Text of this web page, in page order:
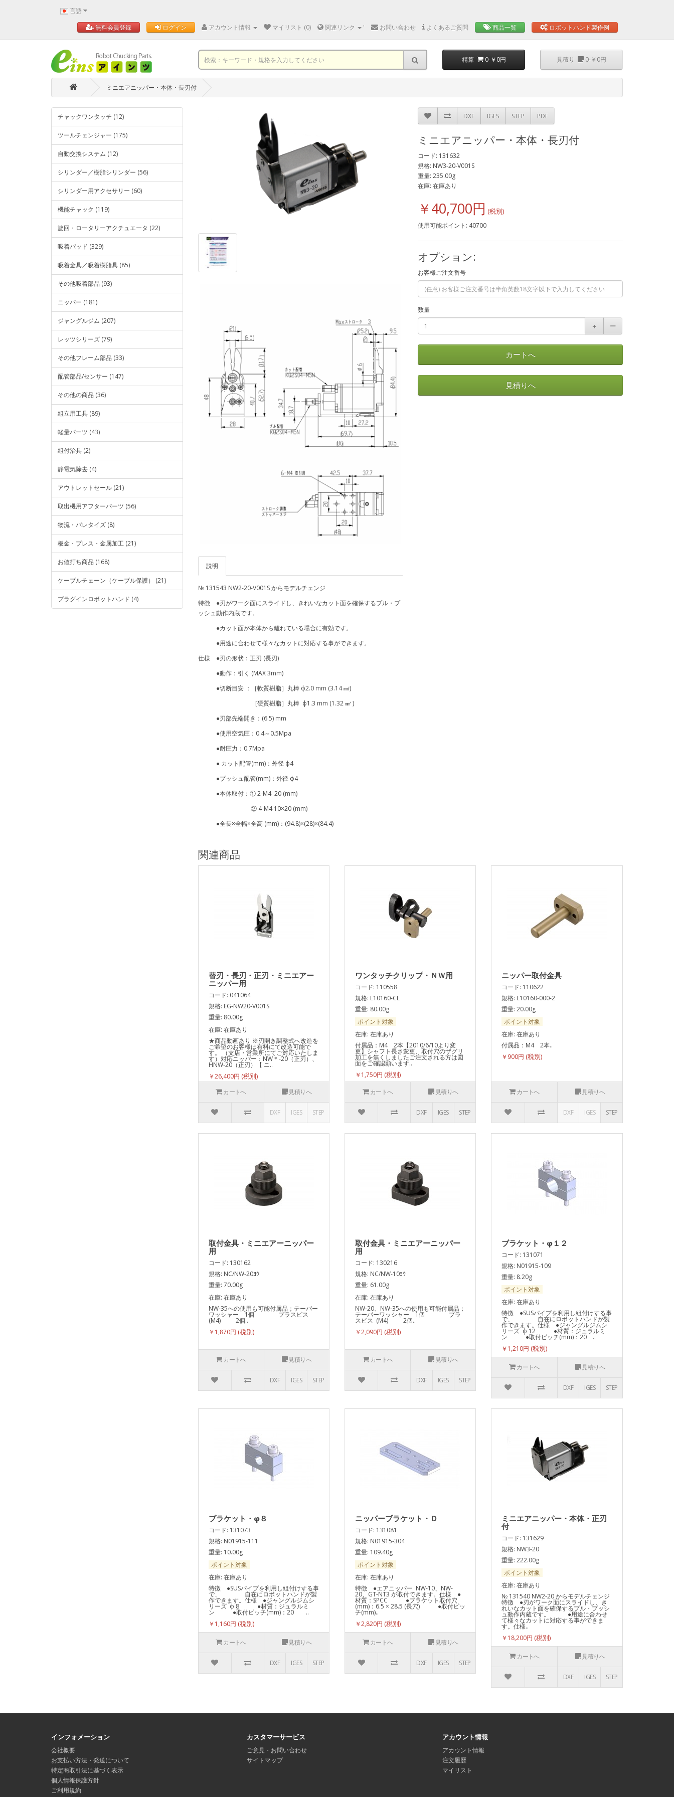
言語
無料会員登録
ログイン アカウント情報 マイリスト (0) 関連リンク ' お問い合わせ よくあるご質問 商品一覧 ロボットハンド製作例
精算 0-￥0円 見積り 0-￥0円
ミニエアニッパー・本体・長刃付
チャックワンタッチ (12)
ツールチェンジャー (175)
自動交換システム (12)
シリンダー／樹脂シリンダー (56)
シリンダー用アクセサリー (60)
機能チャック (119)
旋回・ロータリーアクチュエータ (22)
吸着パッド (329)
吸着金具／吸着樹脂具 (85)
その他吸着部品 (93)
ニッパー (181)
ジャングルジム (207)
レッツシリーズ (79)
その他フレーム部品 (33)
配管部品/センサー (147)
その他の商品 (36)
組立用工具 (89)
軽量パーツ (43)
組付治具 (2)
静電気除去 (4)
アウトレットセール (21)
取出機用アフターパーツ (56)
物流・パレタイズ (8)
板金・プレス・金属加工 (21)
お値打ち商品 (168)
ケーブルチェーン（ケーブル保護） (21)
プラグインロボットハンド (4)
説明
№ 131543 NW2-20-V001S からモデルチェンジ
特徴 ●刃がワーク面にスライドし、きれいなカット面を確保するプル・プ
ッシュ動作内蔵です。
●カット面が本体から離れている場合に有効です。
●用途に合わせて様々なカットに対応する事ができます。
仕様 ●刃の形状：正刃 (長刃)
●動作：引く (MAX 3mm)
●切断目安 ：［軟質樹脂］丸棒 ф2.0 mm (3.14 ㎟)
[硬質樹脂］丸棒 ф1.3 mm (1.32 ㎟ )
●刃部先端開き：(6.5) mm
●使用空気圧：0.4～0.5Mpa
●耐圧力：0.7Mpa
● カット配管(mm)：外径 ф4
●プッシュ配管(mm)：外径 ф4
●本体取付：① 2-M4 20 (mm)
② 4-M4 10×20 (mm)
●全長×全幅×全高 (mm)：(94.8)×(28)×(84.4)
DXF IGES STEP PDF
ミニエアニッパー・本体・長刃付
コード: 131632
規格: NW3-20-V001S
重量: 235.00g
在庫: 在庫あり
￥40,700円
使用可能ポイント: 40700
オプション:
お客様ご注文番号
数量
＋
ー
カートへ
見積りへ
関連商品
替刃・長刃・正刃・ミニエアー
ニッパー用
コード: 041064
規格: EG-NW20-V001S
重量: 80.00g
在庫: 在庫あり
★商品動画あり ※刃開き調整式へ改造を
ご希望のお客様は有料にて改造可能で
す。 （支店・営業所にてご対応いたしま
す）対応ニッパー：NW＊-20（正刃）、
HNW-20（正刃）【 ニ..
￥26,400円
カートへ
見積りへ
DXF IGES STEP
ワンタッチクリップ・ＮＷ用
コード: 110558
規格: L10160-CL
重量: 80.00g
ポイント対象
在庫: 在庫あり
付属品：M4 2本【2010/6/10より変
更】シャフト長さ変更、取付穴のザグリ
加工を無くしましたご注文される方は図
面をご確認願います..
￥1,750円
カートへ
見積りへ
DXF IGES STEP
ニッパー取付金具
コード: 110622
規格: L10160-000-2
重量: 20.00g
ポイント対象
在庫: 在庫あり
付属品：M4 2本..
￥900円
カートへ 見積りへ
DXF IGES STEP
取付金具・ミニエアーニッパー
用
コード: 130162
規格: NC/NW-20ﾖｳ
重量: 70.00g
在庫: 在庫あり
NW-35への使用も可能付属品；テーパー
ワッシャー 1個 プラスビス
(M4) 2個..
￥1,870円
カートへ 見積りへ
DXF IGES STEP
取付金具・ミニエアーニッパー
用
コード: 130216
規格: NC/NW-10ﾖｳ
重量: 61.00g
在庫: 在庫あり
NW-20、NW-35への使用も可能付属品；
テーパーワッシャー 1個 プラ
スビス (M4) 2個..
￥2,090円
カートへ 見積りへ
DXF IGES STEP
ブラケット・φ１２
コード: 131071
規格: N01915-109
重量: 8.20g
ポイント対象
在庫: 在庫あり
特徴 ●SUSパイプを利用し組付けする事
で、 自在にロボットハンドが製
作できます。仕様 ●ジャングルジムシ
リーズ ф 12 ●材質：ジュラルミ
ン ●取付ピッチ(mm)：20 ..
￥1,210円
カートへ 見積りへ
DXF IGES STEP
ブラケット・φ８
コード: 131073
規格: N01915-111
重量: 10.00g
ポイント対象
在庫: 在庫あり
特徴 ●SUSパイプを利用し組付けする事
で、 自在にロボットハンドが製
作できます。仕様 ●ジャングルジムシ
リーズ ф 8 ●材質：ジュラルミ
ン ●取付ピッチ(mm)：20 ..
￥1,160円
カートへ 見積りへ
DXF IGES STEP
ニッパーブラケット・Ｄ
コード: 131081
規格: N01915-304
重量: 109.40g
ポイント対象
在庫: 在庫あり
特徴 ●エアニッパー NW-10、NW-
20、GT-NT3 が取付できます。仕様 ●
材質：SPCC ●ブラケット取付穴
(mm)：6.5 × 28.5 (長穴) ●取付ピッ
チ(mm)..
￥2,820円
カートへ 見積りへ
DXF IGES STEP
ミニエアニッパー・本体・正刃
付
コード: 131629
規格: NW3-20
重量: 222.00g
ポイント対象
在庫: 在庫あり
№ 131540 NW2-20 からモデルチェンジ
特徴 ●刃がワーク面にスライドし、き
れいなカット面を確保するプル・プッシ
ュ動作内蔵です。 ●用途に合わせ
て様々なカットに対応する事ができま
す。仕様..
￥18,200円
カートへ 見積りへ
DXF IGES STEP
インフォメーション
会社概要
お支払い方法・発送について
特定商取引法に基づく表示
個人情報保護方針
ご利用規約
カスタマーサービス
ご意見・お問い合わせ
サイトマップ
アカウント情報
アカウント情報
注文履歴
マイリスト